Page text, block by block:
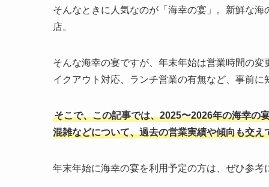
そんなときに人気なのが「海幸の宴」。新鮮な
店。
そんな海幸の宴ですが、年末年始は営業時間の
イクアウト対応、ランチ営業の有無など、事前
そこで、この記事では、2025〜2026年の海幸の
混雑などについて、過去の営業実績や傾向も交
年末年始に海幸の宴を利用予定の方は、ぜひ参考